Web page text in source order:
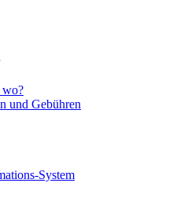
wo?
und Gebühren
System